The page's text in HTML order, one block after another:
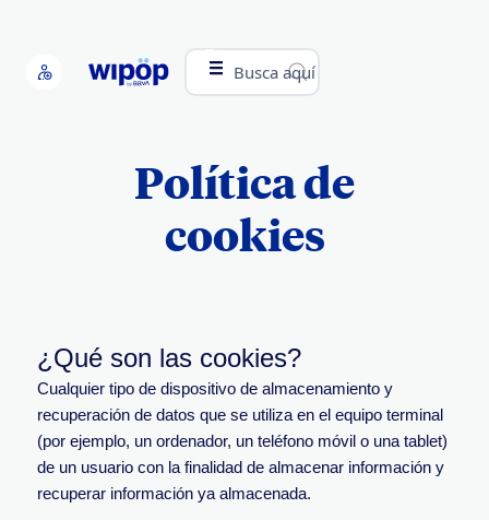
Busca aquí
Política de
cookies
¿Qué son las cookies?
Cualquier tipo de dispositivo de almacenamiento y
recuperación de datos que se utiliza en el equipo terminal
(por ejemplo, un ordenador, un teléfono móvil o una tablet)
de un usuario con la finalidad de almacenar información y
recuperar información ya almacenada.